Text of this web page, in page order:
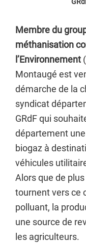
Membre du
méthanisation
l’Environnement (
Montaugé est
démarche de la
syndicat
GRdF qui
département
biogaz à
véhicules
Alors que de
tournent vers ce
polluant, la
une source de
les agriculteurs.